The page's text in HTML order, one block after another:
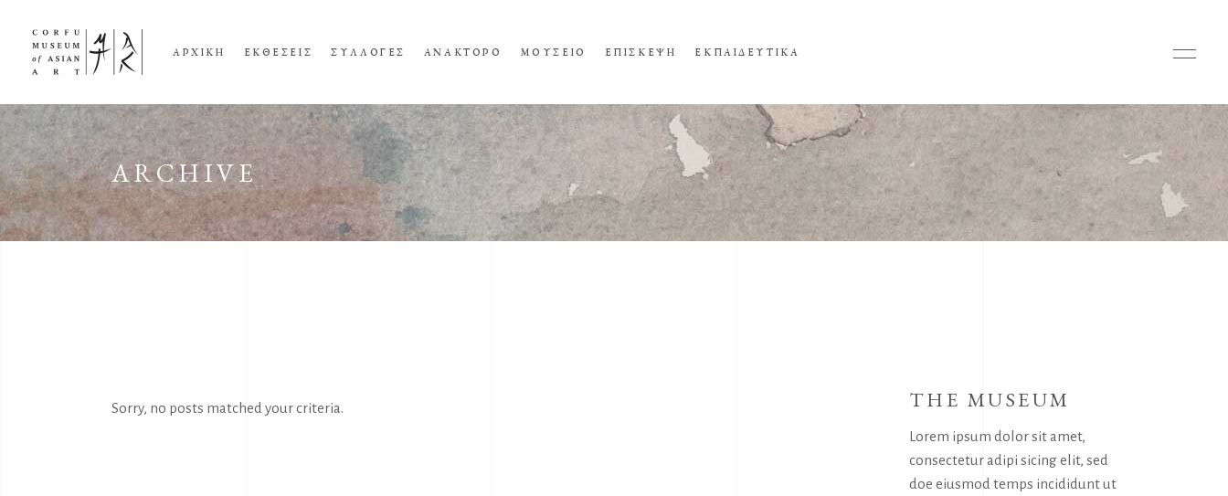
ΑΡΧΙΚΗ ΕΚΘΕΣΕΙΣ ΣΥΛΛΟΓΕΣ ΑΝΑΚΤΟΡΟ ΜΟΥΣΕΙΟ ΕΠΙΣΚΕΨΗ ΕΚΠΑΙΔΕΥΤΙΚΑ
ARCHIVE
Sorry, no posts matched your criteria. THE MUSEUM
Lorem ipsum dolor sit amet,
consectetur adipi sicing elit, sed
doe eiusmod temps incididunt ut